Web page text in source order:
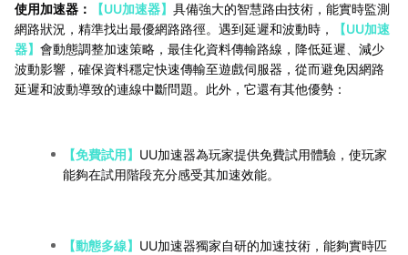
使用加速器： 【UU加速器】 具備強大的智慧路由技術，能實時監測
網路狀況，精準找出最優網路路徑。遇到延遲和波動時，
【UU加速
器】 會動態調整加速策略，最佳化資料傳輸路線，降低延遲、減少
波動影響，確保資料穩定快速傳輸至遊戲伺服器，從而避免因網路
延遲和波動導致的連線中斷問題。此外，它還有其他優勢：
【免費試用】 UU加速器為玩家提供免費試用體驗，使玩家
能夠在試用階段充分感受其加速效能。
【動態多線】 UU加速器獨家自研的加速技術，能夠實時匹